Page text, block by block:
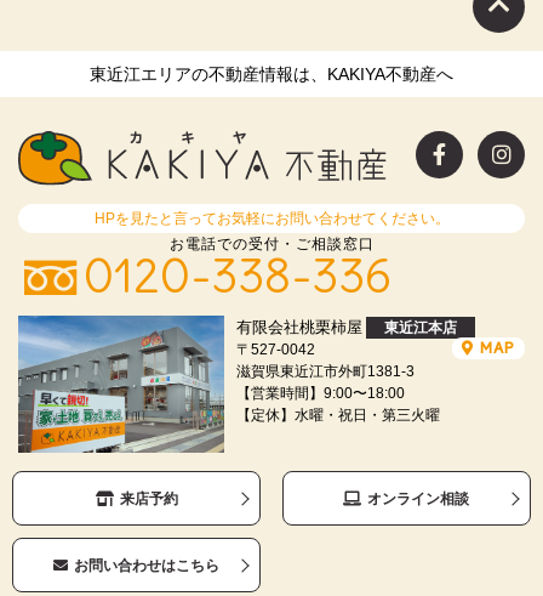
東近江エリアの不動産情報は、KAKIYA不動産へ
HPを見たと言ってお気軽にお問い合わせてください。
お電話での受付・ご相談窓口
0120-338-336
有限会社桃栗柿屋
東近江本店
〒527-0042
滋賀県東近江市外町1381-3
【営業時間】9:00〜18:00
【定休】水曜・祝日・第三火曜
MAP
来店予約 オンライン相談
お問い合わせはこちら